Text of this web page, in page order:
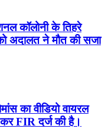
कॉलोनी के तिहरे
को अदालत ने मौत की सजा
का वीडियो वायरल
FIR दर्ज की है।